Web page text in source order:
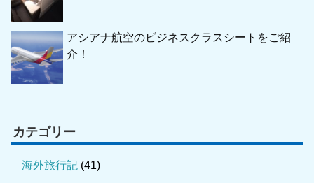
アシアナ航空のビジネスクラスシートをご紹
介！
カテゴリー
海外旅行記 (41)